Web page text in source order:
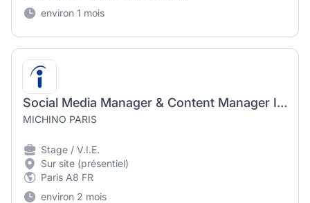
environ 1 mois
Social Media Manager & Content Manager Intern / Apprentice
MICHINO PARIS
Stage / V.I.E.
Sur site (présentiel)
Paris A8 FR
environ 2 mois